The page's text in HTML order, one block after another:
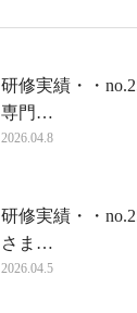
研修実績・・
専門…
2026.04.8
研修実績・・
さま…
2026.04.5